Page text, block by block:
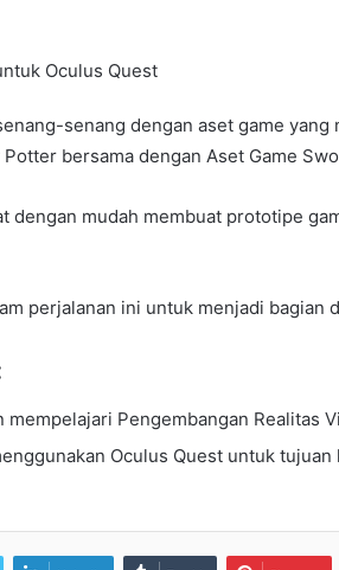
Oculus Quest
senang dengan aset game yang
bersama dengan Aset Game
dengan mudah membuat prototipe
perjalanan ini untuk menjadi bagian
Pengembangan Realitas
Oculus Quest untuk